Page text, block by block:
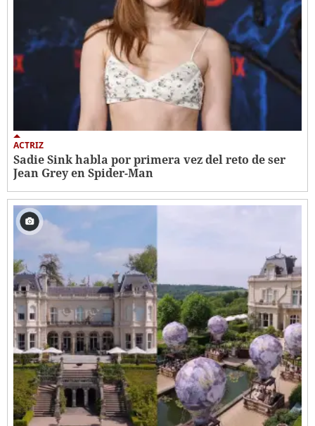
ACTRIZ
Sadie Sink habla por primera vez del reto de ser
Jean Grey en Spider-Man